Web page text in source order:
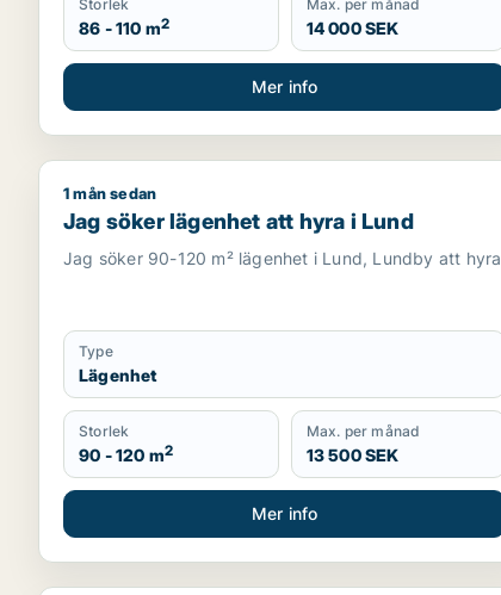
Storlek
86 - 110 m2
Max. per månad
14 000 SEK
Mer info
Jag söker lägenhet att hyra i Lund
1 mån sedan
Jag söker lägenhet att hyra i Lund
Jag söker 90-120 m² lägenhet i Lund, Lundby att hyra
Type
Lägenhet
Storlek
90 - 120 m2
Max. per månad
13 500 SEK
Mer info